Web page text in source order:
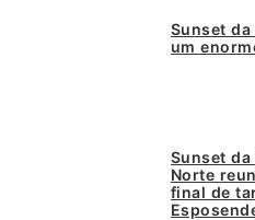
Sunset
um
Sunset
Norte
final de